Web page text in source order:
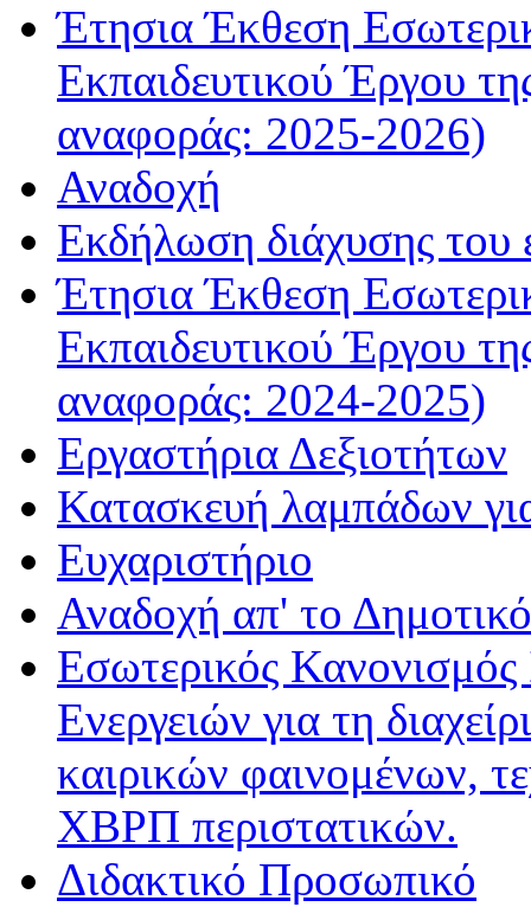
Έτησια Έκθεση
Εκπαιδευτικού Έργου
αναφοράς: 2025-2026)
Αναδοχή
Εκδήλωση διάχυσης του
Έτησια Έκθεση
Εκπαιδευτικού Έργου
αναφοράς: 2024-2025)
Εργαστήρια Δεξιοτήτων
Κατασκευή λαμπάδων
Ευχαριστήριο
Αναδοχή απ' το
Εσωτερικός
Ενεργειών για τη
καιρικών φαινομένων,
ΧΒΡΠ περιστατικών.
Διδακτικό Προσωπικό